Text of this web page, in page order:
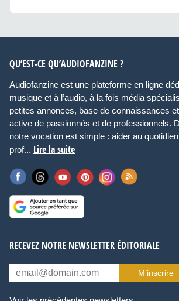
QU’EST-CE QU’AUDIOFANZINE ?
Audiofanzine est une plateforme en ligne
musique et à l’audio, à la fois média
petites annonces, base de connaissances
active de passionnés et de professionnels.
notre vocation est simple : aider au
prof... Lire la suite
RECEVEZ NOTRE NEWSLETTER ÉDITORIALE
M’inscrire